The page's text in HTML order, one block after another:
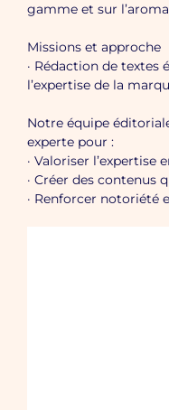
gamme et sur
Missions et approche
· Rédaction de
l’expertise de la
Notre équipe
experte pour :
· Valoriser
· Créer des
· Renforcer notoriété